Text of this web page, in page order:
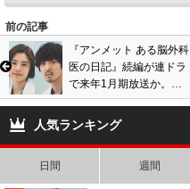
前の記事
『アンメット ある脳外科
医の日記』続編が連ドラ
で来年1月期放送か。杉
咲花と若葉竜也が再共演
報道
人気ランキング
日間 週間